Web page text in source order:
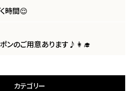
時間😌
ンのご用意あります♪👩‍🎓
カテゴリー